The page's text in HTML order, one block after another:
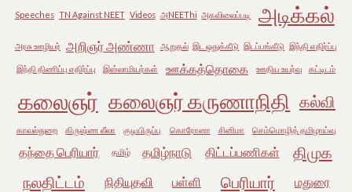
Speeches TN Against NEET Videos அNEEThi அகவிலைப்படி அடிக்கல்
அரசு ஊழியர் அறிஞர் அண்ணா ஆறுதல் இட ஒதுக்கீடு இடப்பங்கீடு இந்தி எதிர்ப்பு
இந்தி திணிப்பு எதிர்ப்பு இஸ்லாமியர்கள் ஊக்கத்தொகை ஊதிய உயர்வு கட்டிடம்
கலைஞர் கலைஞர் கருணாநிதி கல்வி
காவல்துறை கிருஷ்ண லீலா குடியிருப்பு கொரோனா சினிமா செம்மொழித் தமிழாய்வு
தந்தை பெரியார் தமிழ் தமிழ்நாடு திட்டப்பணிகள்
திமுக
நலதிட்டம்
நிதியுதவி பள்ளி பெரியார் மதுரை